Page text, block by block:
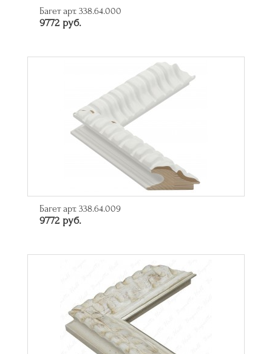
Багет арт. 338.64.000
9772 руб.
Багет арт. 338.64.009
9772 руб.